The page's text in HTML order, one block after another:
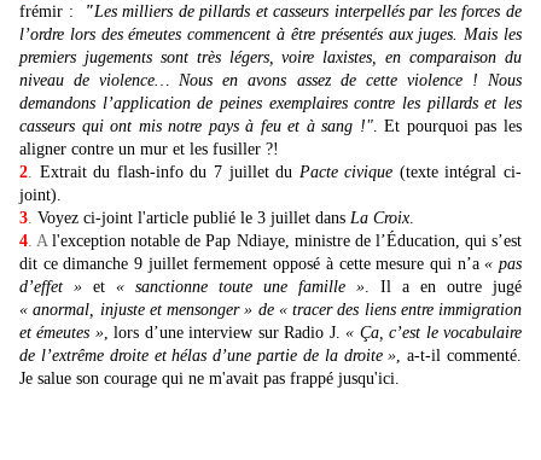
frémir :
"Les milliers de pillards et casseurs interpellés par les forces de
l’ordre lors des émeutes commencent à être présentés aux juges. Mais les
premiers jugements sont très légers, voire laxistes, en comparaison du
niveau de violence… Nous en avons assez de cette violence ! Nous
demandons l’application de peines exemplaires contre les pillards et les
casseurs qui ont mis notre pays à feu et à sang !". Et pourquoi pas les
aligner contre un mur et les fusiller ?!
2
Extrait du flash-info du 7 juillet du Pacte civique (texte intégral ci-
joint).
3 Voyez ci-joint l'article publié le 3 juillet dans La Croix
4 . A l'exception notable de Pap Ndiaye, ministre de l’Éducation, qui s’est
dit ce dimanche 9 juillet fermement opposé à cette mesure qui n’a« pas
d’effet » et « sanctionne toute une famille » . Il a en outre jugé
« anormal, injuste et mensonger » de « tracer des liens entre immigration
et émeutes », lors d’une interview sur Radio J.« Ça, c’est le vocabulaire
de l’extrême droite et hélas d’une partie de la droite » , a-t-il commenté.
Je salue son courage qui ne m'avait pas frappé jusqu'ici.